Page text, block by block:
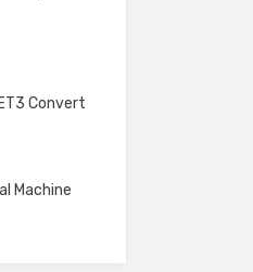
Convert
Machine